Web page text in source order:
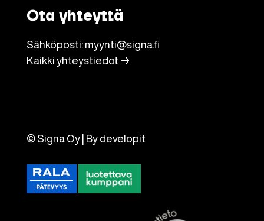
Ota yhteyttä
Sähköposti: myynti@signa.fi
Kaikki yhteystiedot →
© Signa Oy | By developit